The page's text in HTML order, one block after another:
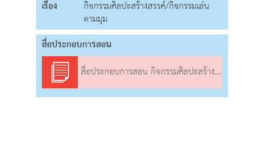
เรื่อง
กิจกรรมศิลปะสร้างสรรค์/กิจกรรมเล่น
ตามมุม
สื่อประกอบการสอน
สื่อประกอบการสอน กิจกรรมศิลปะสร้างสรรค์/กิจกรรมเล่นตามมุม